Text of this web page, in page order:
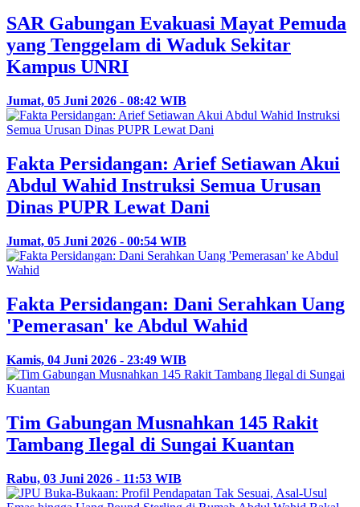
SAR Gabungan Evakuasi Mayat Pemuda
yang Tenggelam di Waduk Sekitar
Kampus UNRI
Jumat, 05 Juni 2026 - 08:42 WIB
Fakta Persidangan: Arief Setiawan Akui
Abdul Wahid Instruksi Semua Urusan
Dinas PUPR Lewat Dani
Jumat, 05 Juni 2026 - 00:54 WIB
Fakta Persidangan: Dani Serahkan Uang
'Pemerasan' ke Abdul Wahid
Kamis, 04 Juni 2026 - 23:49 WIB
Tim Gabungan Musnahkan 145 Rakit
Tambang Ilegal di Sungai Kuantan
Rabu, 03 Juni 2026 - 11:53 WIB